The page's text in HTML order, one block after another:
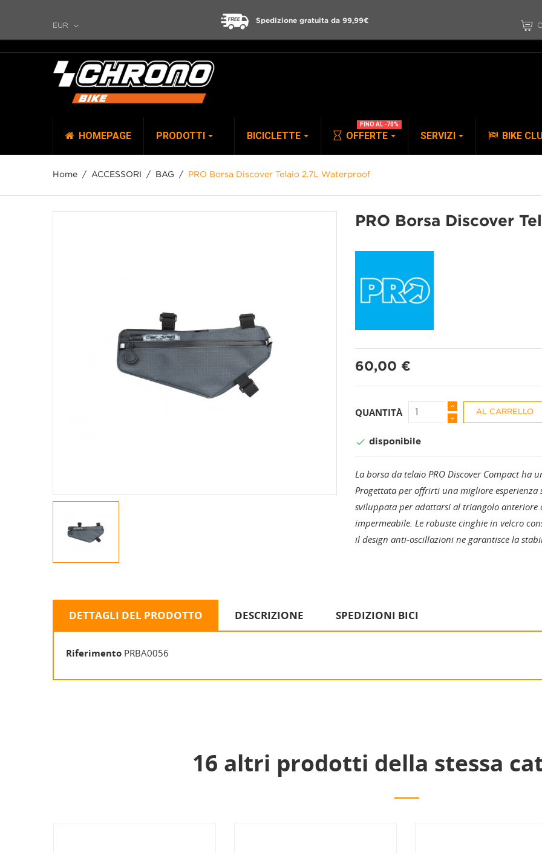
EUR
Spedizione gratuita da 99,99€
HOMEPAGE PRODOTTI
TOP
GIACCHE
MAGLIE A M. CORTE
PANTALONI
PANTALONI LUNGHI COPRISCARPE
GUANTI
MANICOTTI
PROTEZIONI
BICICLETTE OFFERTE
FINO AL -70%
SERVIZI BIKE
Home ACCESSORI BAG PRO Borsa Discover Telaio 2.7L Waterproof
PRO Borsa Discover
60,00 €
QUANTITÀ AL CARRELLO
 disponibile
La borsa da telaio PRO Discover Compact ha
Progettata per offrirti una migliore esperienza
sviluppata per adattarsi al triangolo
impermeabile. Le robuste cinghie in velcro
il design anti-oscillazioni ne garantisce la
DETTAGLI DEL PRODOTTO DESCRIZIONE SPEDIZIONI BICI
Riferimento PRBA0056
16 altri prodotti della stessa